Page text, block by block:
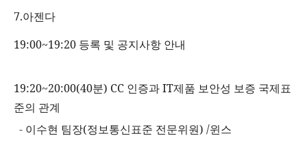
7.아젠다
19:00~19:20 등록 및 공지사항 안내
19:20~20:00(40분) CC 인증과IT제품 보안성 보증 국제표
준의 관계
- 이수현 팀장(정보통신표준 전문위원) /윈스